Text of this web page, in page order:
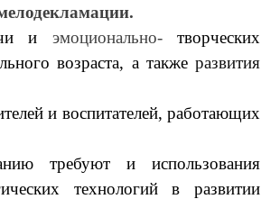
и эмоционально-творческих
возраста, а также развития
и воспитателей, работающих
требуют и использования
технологий в развитии